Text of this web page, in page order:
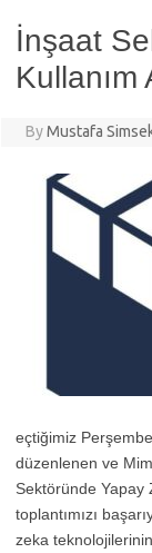
İnşaat
Kullanım
ByMustafa
eçtiğimiz
düzenlenen ve
Sektöründe Yapay
toplantımızı
zeka